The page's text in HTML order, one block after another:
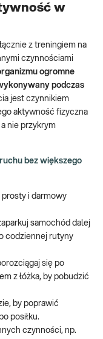
w
z treningiem na
czynnościami
ogromne
podczas
jest czynnikiem
aktywność fizyczna
nie przykrym
bez większego
i darmowy
samochód dalej
codziennej rutyny
się po
z łóżka, by pobudzić
by poprawić
posiłku.
czynności, np.